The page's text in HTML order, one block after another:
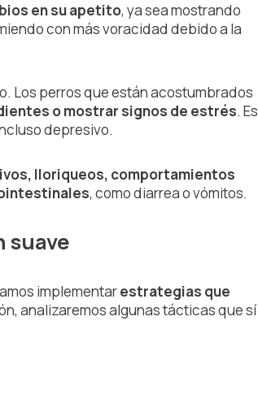
en su apetito, ya sea mostrando
con más voracidad debido a la
Los perros que están acostumbrados
o mostrar signos de estrés. Es
depresivo.
lloriqueos, comportamientos
, como diarrea o vómitos.
suave
implementarestrategias que
analizaremos algunas tácticas que sí